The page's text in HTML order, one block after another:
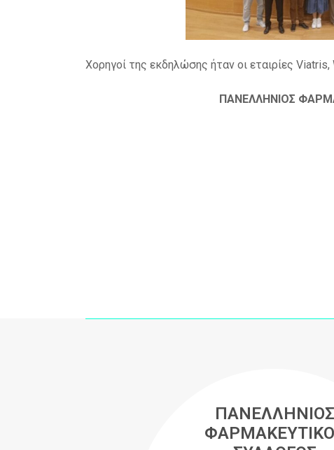
Χορηγοί της εκδηλώσης ήταν οι εταιρίες Viatris,
ΠΑΝΕΛΛΗΝΙΟΣ
ΠΑΝΕΛΛΗΝΙΟΣ